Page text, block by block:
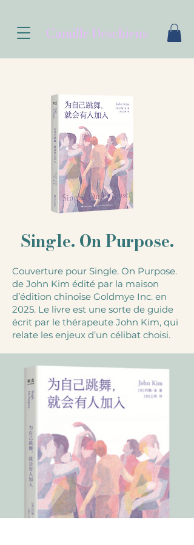
Camille Deschiens
Single. On Purpose.
Couverture pour Single. On Purpose.
de John Kim édité par la maison
d’édition chinoise Goldmye Inc. en
2025. Le livre est une sorte de guide
écrit par le thérapeute John Kim, qui
relate les enjeux d’un célibat choisi.